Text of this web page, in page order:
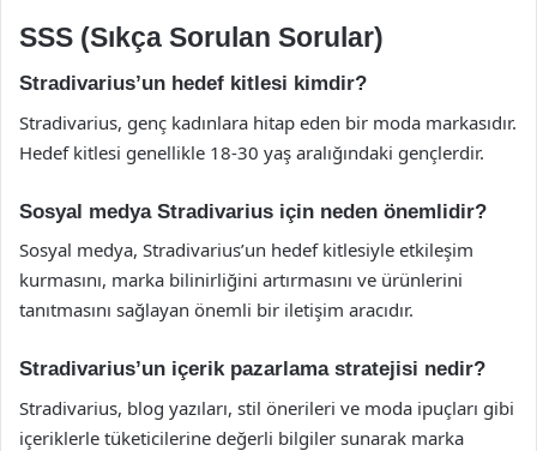
SSS (Sıkça Sorulan Sorular)
Stradivarius’un hedef kitlesi kimdir?
Stradivarius, genç kadınlara hitap eden bir moda markasıdır.
Hedef kitlesi genellikle 18-30 yaş aralığındaki gençlerdir.
Sosyal medya Stradivarius için neden önemlidir?
Sosyal medya, Stradivarius’un hedef kitlesiyle etkileşim
kurmasını, marka bilinirliğini artırmasını ve ürünlerini
tanıtmasını sağlayan önemli bir iletişim aracıdır.
Stradivarius’un içerik pazarlama stratejisi nedir?
Stradivarius, blog yazıları, stil önerileri ve moda ipuçları gibi
içeriklerle tüketicilerine değerli bilgiler sunarak marka